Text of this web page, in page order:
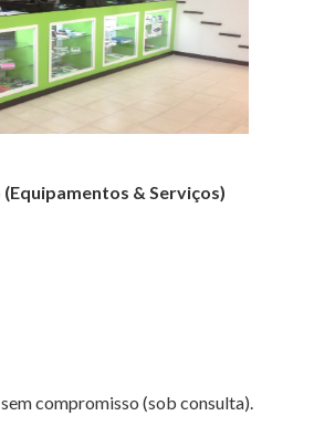
(Equipamentos & Serviços)
compromisso (sob consulta).